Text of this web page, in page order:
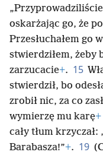
oskarżając go, że
Przesłuchałem go
stwierdziłem, żeby
zarzucacie+. 15
stwierdził, bo
zrobił nic, za co
wymierzę mu karę+
cały tłum
Barabasza!”+. 19